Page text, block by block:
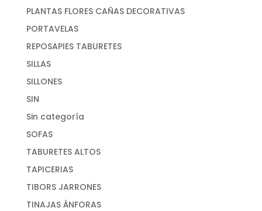
PLANTAS FLORES CAÑAS DECORATIVAS
PORTAVELAS
REPOSAPIES TABURETES
SILLAS
SILLONES
SIN
Sin categoría
SOFAS
TABURETES ALTOS
TAPICERIAS
TIBORS JARRONES
TINAJAS ÁNFORAS